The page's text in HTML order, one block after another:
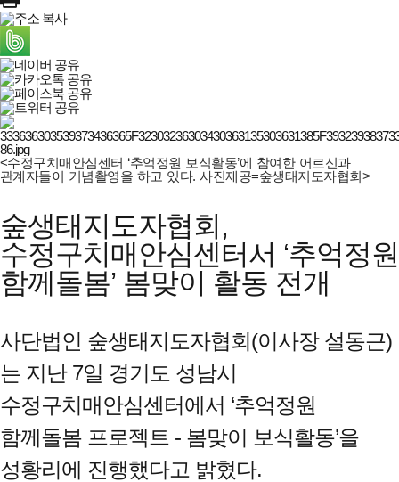
<수정구치매안심센터 ‘추억정원 보식활동’에 참여한 어르신과
관계자들이 기념촬영을 하고 있다. 사진제공=숲생태지도자협회>
숲생태지도자협회,
수정구치매안심센터서 ‘추억정원
함께돌봄’ 봄맞이 활동 전개
사단법인 숲생태지도자협회(이사장 설동근)
는 지난 7일 경기도 성남시
수정구치매안심센터에서 ‘추억정원
함께돌봄 프로젝트 - 봄맞이 보식활동’을
성황리에 진행했다고 밝혔다.